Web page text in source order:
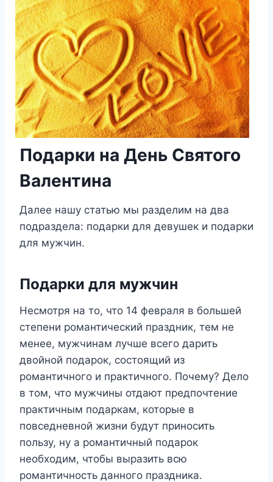
Подарки на День Святого
Валентина
Далее нашу статью мы разделим на два
подраздела: подарки для девушек и подарки
для мужчин.
Подарки для мужчин
Несмотря на то, что 14 февраля в большей
степени романтический праздник, тем не
менее, мужчинам лучше всего дарить
двойной подарок, состоящий из
романтичного и практичного. Почему? Дело
в том, что мужчины отдают предпочтение
практичным подаркам, которые в
повседневной жизни будут приносить
пользу, ну а романтичный подарок
необходим, чтобы выразить всю
романтичность данного праздника.